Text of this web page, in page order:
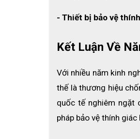
3. Ưu điểm nổi
3.1 Khả năng
Giúp giảm đáng kể
85dB.
- Thiết bị bảo vệ
Kết Luận Về
Với nhiều năm kinh
thế là thương hiệu
quốc tế nghiêm ngặt
pháp bảo vệ thính